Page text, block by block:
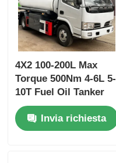
4X2 100-200L Max
Torque 500Nm 4-6L 5-
10T Fuel Oil Tanker
Truck Veicolo da
trasportoInvia richiesta